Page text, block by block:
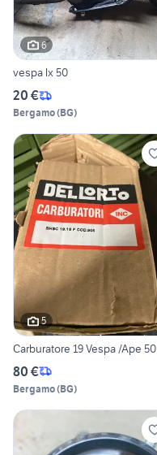
6
vespa lx 50
20 €
Bergamo(BG)
5
Carburatore 19 Vespa /Ape 50
80 €
Bergamo(BG)